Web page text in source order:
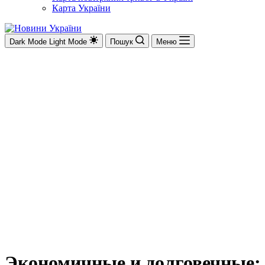
Карта України
Dark Mode Light Mode Пошук Меню